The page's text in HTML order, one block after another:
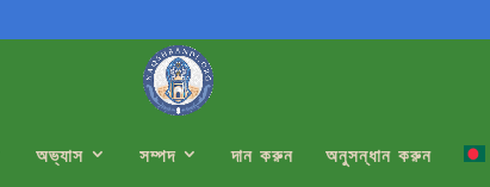
অভ্যাস সম্পদ দান করুন অনুসন্ধান করুন